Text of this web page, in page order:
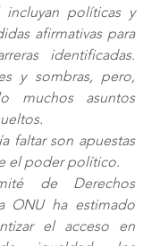
políticas y
afirmativas para
identificadas.
y sombras, pero,
muchos asuntos
faltar son apuestas
el poder político.
de Derechos
ONU ha estimado
el acceso en